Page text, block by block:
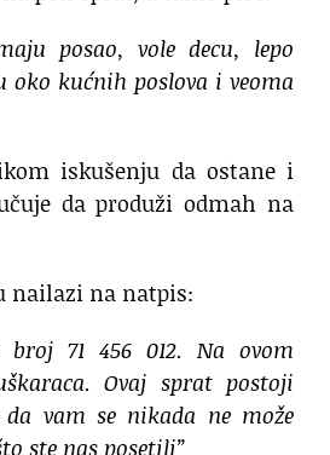
posao, vole decu, lepo
oko kućnih poslova i veoma
iskušenju da ostane i
da produži odmah na
nailazi na natpis:
broj 71 456 012. Na ovom
Ovaj sprat postoji
vam se nikada ne može
ste nas posetili”